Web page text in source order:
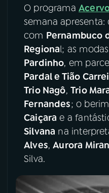
08 FESTIVAL DE
ACOMPANHE A RÁDIO
YouTube
Instagram
TikTok
O programa
semana
com Pernambuco
Regional; as
Pardinho, em
Pardal e Tião
Trio Nagô, Trio
Fernandes; o
Caiçara e a
Silvana na
Alves,Aurora
Silva.